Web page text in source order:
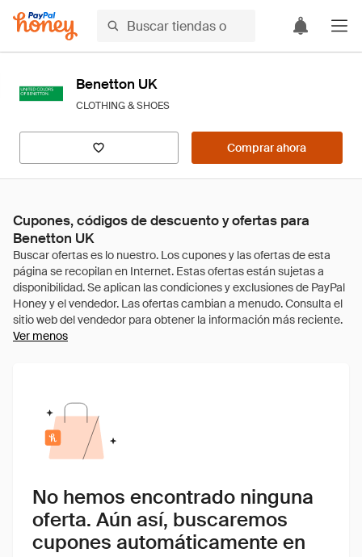
Benetton UK
CLOTHING & SHOES
Comprar ahora
Cupones, códigos de descuento y ofertas para
Benetton UK
Ver menos
No hemos encontrado ninguna
oferta. Aún así, buscaremos
cupones automáticamente en